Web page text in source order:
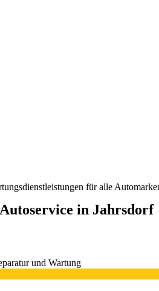
für alle
in Jahrsdorf
und Wartung